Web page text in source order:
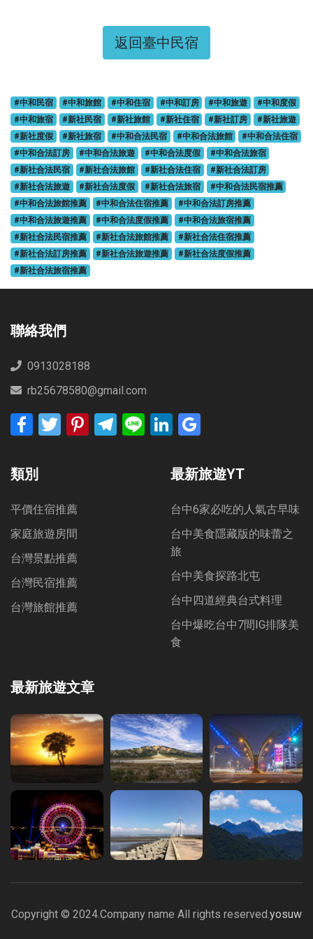
返回臺中民宿
#中和民宿 #中和旅館 #中和住宿 #中和訂房 #中和旅遊
#中和度假
#中和旅宿
#新社民宿 #新社旅館 #新社住宿 #新社訂房
#新社旅遊
#新社度假
#新社旅宿 #中和合法民宿 #中和合法旅館
#中和合法住宿
#中和合法訂房
#中和合法旅遊 #中和合法度假
#中和合法旅宿
#新社合法民宿
#新社合法旅館 #新社合法住宿
#新社合法訂房
#新社合法旅遊
#新社合法度假 #新社合法旅宿
#中和合法民宿推薦
#中和合法旅館推薦
#中和合法住宿推薦
#中和合法訂房推薦
#中和合法旅遊推薦
#中和合法度假推薦
#中和合法旅宿推薦
#新社合法民宿推薦
#新社合法旅館推薦
#新社合法住宿推薦
#新社合法訂房推薦
#新社合法旅遊推薦
#新社合法度假推薦
#新社合法旅宿推薦
聯絡我們
0913028188
rb25678580@gmail.com
FacebookTwitter PinterestTelegram
Line LinkedIn
類別
平價住宿推薦
家庭旅遊房間
台灣景點推薦
台灣民宿推薦
台灣旅館推薦
最新旅遊文章
最新旅遊YT
台中6家必吃的人氣古早味
台中美食隱藏版的味蕾之
旅
台中美食探路北屯
台中四道經典台式料理
台中爆吃台中7間IG排隊美
食
Copyright © 2024.Company name All rights reserved.yosuw